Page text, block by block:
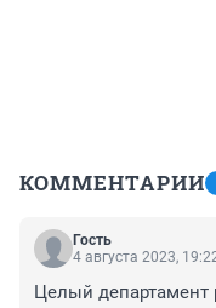
КОММЕНТАРИИ
Гость
4 августа 2023,
Целый департамент